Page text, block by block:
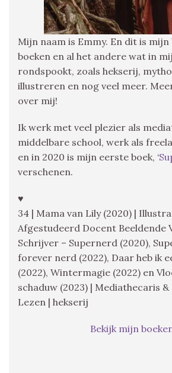
Mijn naam is Emmy. En dit is
boeken en al het andere wat in
rondspookt, zoals hekserij,
illustreren en nog veel meer.
over mij!
Ik werk met veel plezier als
middelbare school, werk als
en in 2020 is mijn eerste boek, ‘
verschenen.
♥
34 | Mama van Lily (2020) |
Afgestudeerd Docent Beeldende
Schrijver – Supernerd (2020),
forever nerd (2022), Daar heb ik
(2022), Wintermagie (2022) en
schaduw (2023) | Mediathecaris
Lezen | hekserij
Bekijk mijn